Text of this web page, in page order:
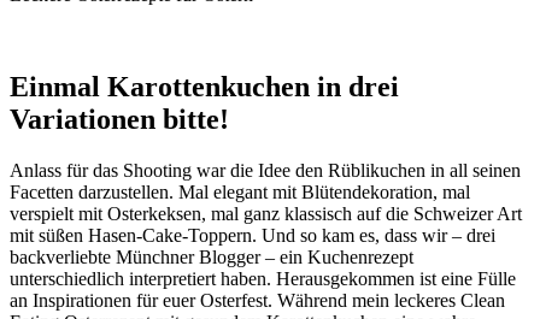
Einmal Karottenkuchen in drei
Variationen bitte!
Anlass für das Shooting war die Idee den Rüblikuchen in all seinen
Facetten darzustellen. Mal elegant mit Blütendekoration, mal
verspielt mit Osterkeksen, mal ganz klassisch auf die Schweizer Art
mit süßen Hasen-Cake-Toppern. Und so kam es, dass wir – drei
backverliebte Münchner Blogger – ein Kuchenrezept
unterschiedlich interpretiert haben. Herausgekommen ist eine Fülle
an Inspirationen für euer Osterfest. Während mein leckeres Clean